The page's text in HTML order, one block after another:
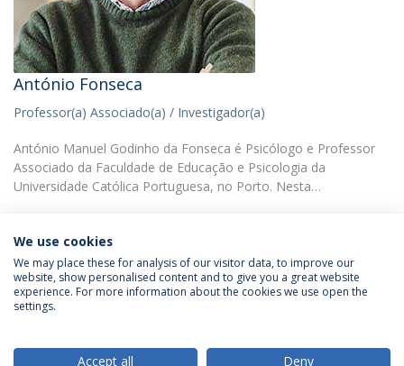
António Fonseca
Professor(a) Associado(a) / Investigador(a)
António Manuel Godinho da Fonseca é Psicólogo e Professor
Associado da Faculdade de Educação e Psicologia da
Universidade Católica Portuguesa, no Porto. Nesta…
Política de Privacidade
Termos & Condições
We use cookies
We may place these for analysis of our visitor data, to improve our
website, show personalised content and to give you a great website
experience. For more information about the cookies we use open the
settings.
Accept all Deny